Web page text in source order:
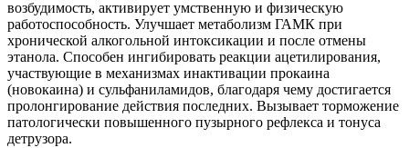
возбудимость, активирует умственную и физическую
работоспособность. Улучшает метаболизм ГАМК при
хронической алкогольной интоксикации и после отмены
этанола. Способен ингибировать реакции ацетилирования,
участвующие в механизмах инактивации прокаина
(новокаина) и сульфаниламидов, благодаря чему достигается
пролонгирование действия последних. Вызывает торможение
патологически повышенного пузырного рефлекса и тонуса
детрузора.